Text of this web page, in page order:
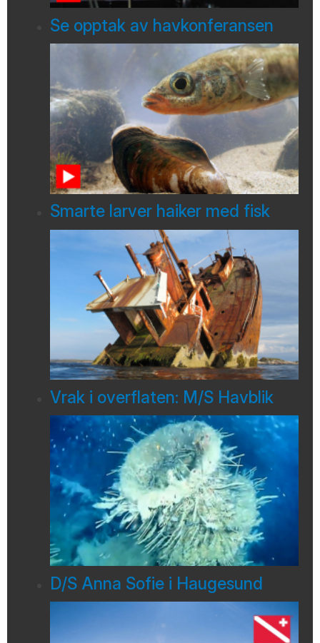
Se opptak av havkonferansen
Smarte larver haiker med fisk
Vrak i overflaten: M/S Havblik
D/S Anna Sofie i Haugesund